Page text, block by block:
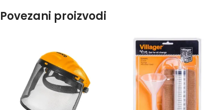
Povezani proizvodi